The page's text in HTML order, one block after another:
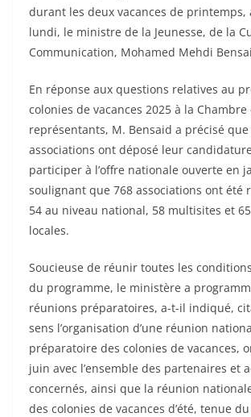
durant les deux vacances de printemps,
lundi, le ministre de la Jeunesse, de la
Communication, Mohamed Mehdi
En réponse aux questions relatives au
colonies de vacances 2025 à la Chambre
représentants, M. Bensaid a précisé que
associations ont déposé leur
participer à l’offre nationale ouverte en
soulignant que 768 associations ont été
54 au niveau national, 58 multisites et
locales.
Soucieuse de réunir toutes les
du programme, le ministère a
réunions préparatoires, a-t-il indiqué,
sens l’organisation d’une réunion
préparatoire des colonies de vacances,
juin avec l’ensemble des partenaires et
concernés, ainsi que la réunion
des colonies de vacances d’été, tenue